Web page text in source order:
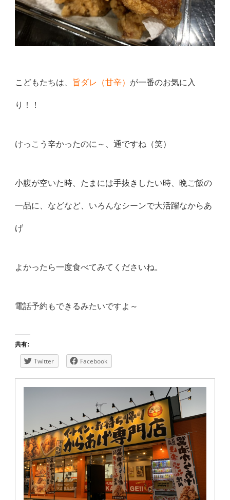
こどもたちは、 旨ダレ（甘辛） が一番のお気に入
り！！
けっこう辛かったのに～、通ですね（笑）
小腹が空いた時、たまには手抜きしたい時、晩ご飯の
一品に、などなど、いろんなシーンで大活躍なからあ
げ
よかったら一度食べてみてくださいね。
電話予約もできるみたいですよ～
共有:
Twitter Facebook